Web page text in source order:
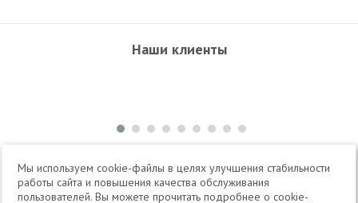
Наши клиенты
+7 495 504-34-61
Мы используем cookie-файлы в целях улучшения стабильности
работы сайта и повышения качества обслуживания
пользователей. Вы можете прочитать подробнее о cookie-